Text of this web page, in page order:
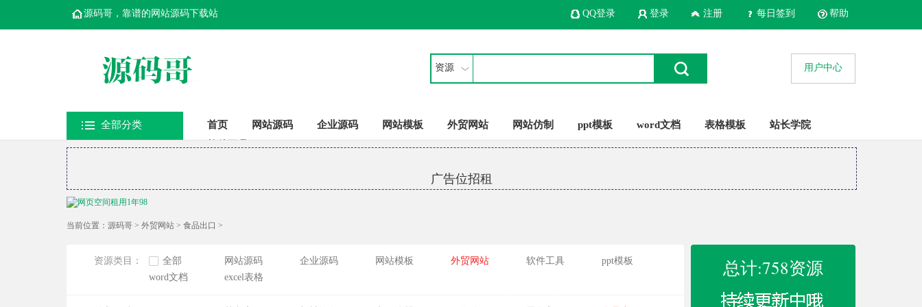
源码哥，靠谱的网站源码下载站 帮助
每日签到
注册
登录
QQ登录
资源 用户中心
全部分类 首页 网站源码 企业源码 网站模板 外贸网站 网站仿制 ppt模板 word文档 表格模板
站长学院
广告位招租
当前位置： 源码哥 > 外贸网站 > 食品出口 >
资源类目： 全部 网站源码 企业源码 网站模板 外贸网站 软件工具
ppt模板
word文档
excel表格 总计:758资源